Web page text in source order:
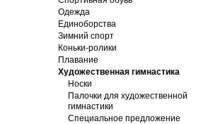
Одежда
Единоборства
Зимний спорт
Коньки-ролики
Плавание
Художественная гимнастика
Носки
Палочки для художественной
гимнастики
Специальное предложение